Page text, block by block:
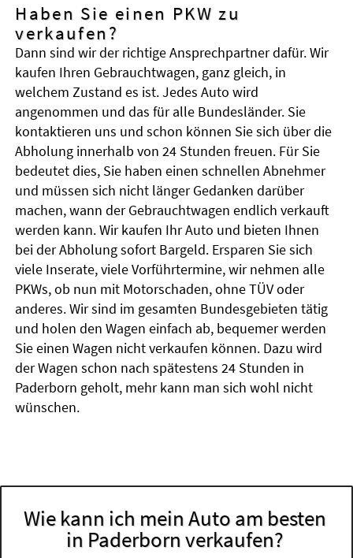
Haben Sie einen PKW zu
verkaufen?
Dann sind wir der richtige Ansprechpartner dafür. Wir
kaufen Ihren Gebrauchtwagen, ganz gleich, in
welchem Zustand es ist. Jedes Auto wird
angenommen und das für alle Bundesländer. Sie
kontaktieren uns und schon können Sie sich über die
Abholung innerhalb von 24 Stunden freuen. Für Sie
bedeutet dies, Sie haben einen schnellen Abnehmer
und müssen sich nicht länger Gedanken darüber
machen, wann der Gebrauchtwagen endlich verkauft
werden kann. Wir kaufen Ihr Auto und bieten Ihnen
bei der Abholung sofort Bargeld. Ersparen Sie sich
viele Inserate, viele Vorführtermine, wir nehmen alle
PKWs, ob nun mit Motorschaden, ohne TÜV oder
anderes. Wir sind im gesamten Bundesgebieten tätig
und holen den Wagen einfach ab, bequemer werden
Sie einen Wagen nicht verkaufen können. Dazu wird
der Wagen schon nach spätestens 24 Stunden in
Paderborn geholt, mehr kann man sich wohl nicht
wünschen.
Wie kann ich mein Auto am besten
in Paderborn verkaufen?